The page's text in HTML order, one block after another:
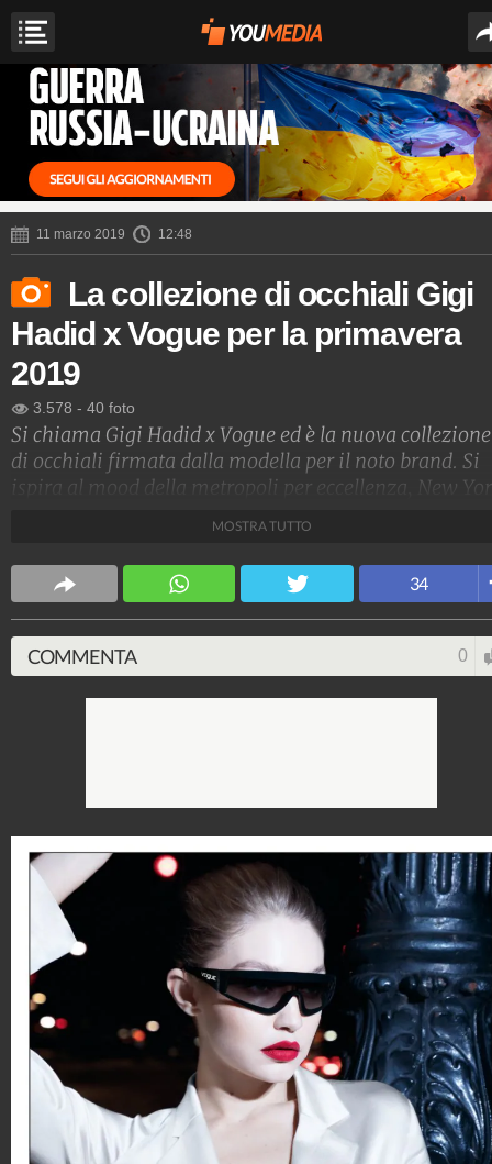
11 marzo 2019 12:48
La collezione di occhiali Gigi
Hadid x Vogue per la primavera
2019
3.578 - 40 foto
Si chiama Gigi Hadid x Vogue ed è la nuova collezione
di occhiali firmata dalla modella per il noto brand. Si
ispira al mood della metropoli per eccellenza, New
glamour e alla moda.
1.515.213.423-1.957 video-138.076 foto
MOSTRA TUTTO
34
COMMENTA 0